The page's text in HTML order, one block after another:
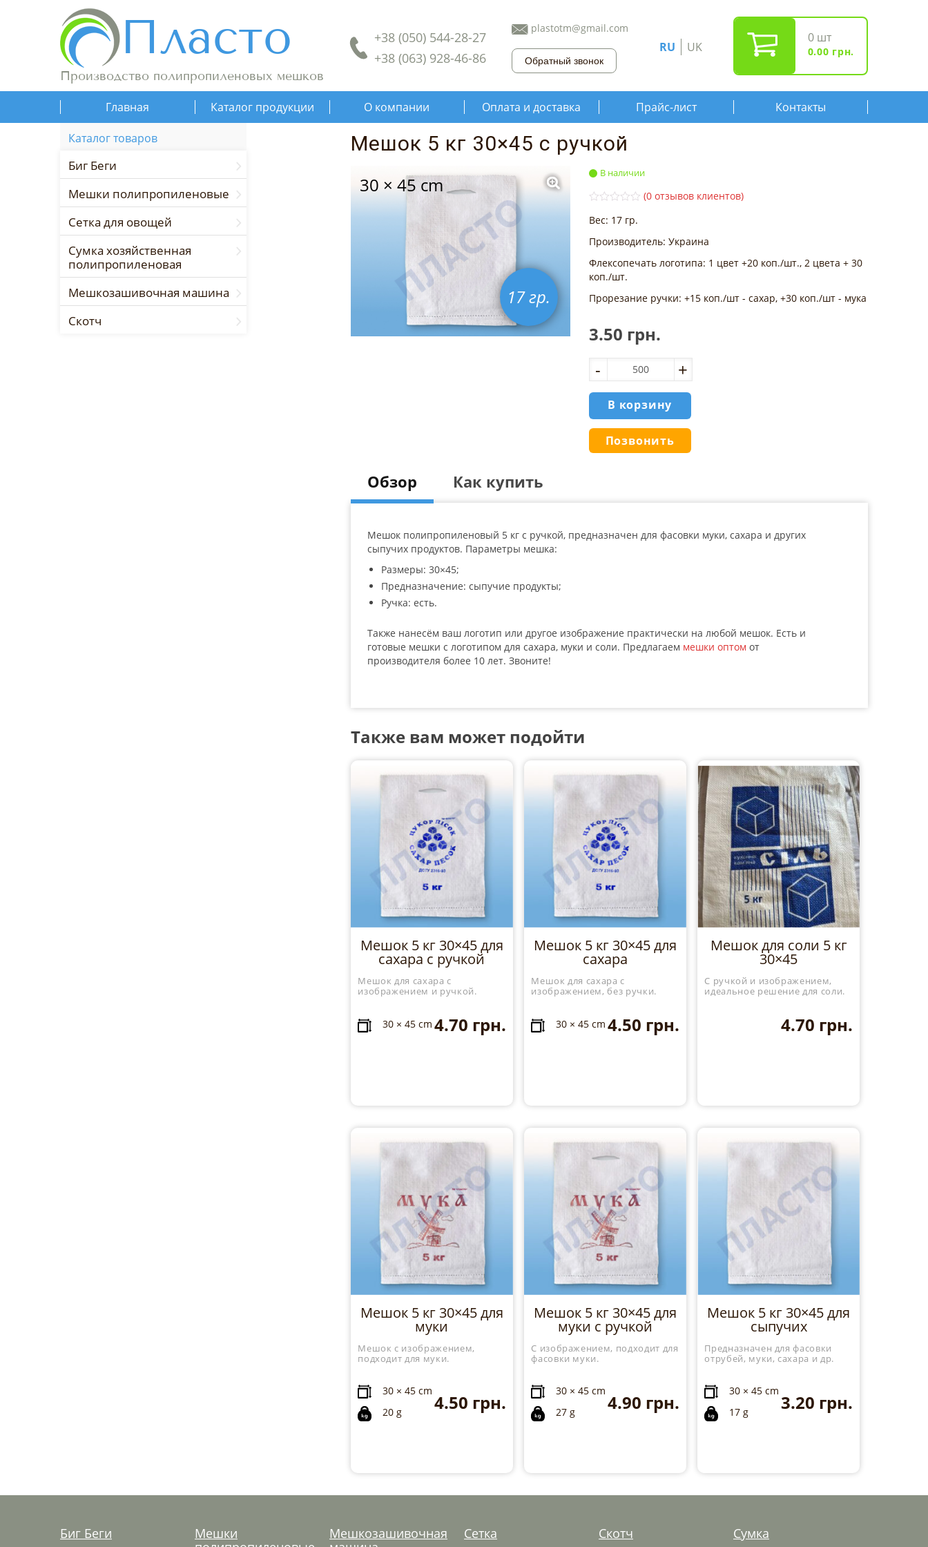
Пласто
Производство полипропиленовых мешков
+38 (050) 544-28-27
+38 (063) 928-46-86
plastotm@gmail.com
Обратный звонок
RU UK
0шт
0.00 грн.
Главная Каталог продукции О компании Оплата и доставка Прайс-лист Контакты
Каталог товаров
Биг Беги
Мешки полипропиленовые
Сетка для овощей
Сумка хозяйственная
полипропиленовая
Мешкозашивочная машина
Скотч
Мешок 5 кг 30×45 с ручкой
30 × 45 cm
17 гр.
В наличии
o
t
f
b
a
e
n
c
e
r
t
n
(0 отзывов клиентов)
Вес: 17 гр.
Производитель: Украина
Флексопечать логотипа: 1 цвет +20 коп./шт., 2 цвета + 30
коп./шт.
Прорезание ручки: +15 коп./шт - сахар, +30 коп./шт - мука
3.50 грн.
В корзину
Позвонить
Обзор Как купить
Мешок полипропиленовый 5 кг с ручкой, предназначен для фасовки муки, сахара и других
сыпучих продуктов. Параметры мешка:
Размеры: 30×45;
Предназначение: сыпучие продукты;
Ручка: есть.
Также нанесём ваш логотип или другое изображение практически на любой мешок. Есть и
готовые мешки с логотипом для сахара, муки и соли. Предлагаем мешки оптом от
производителя более 10 лет. Звоните!
Также вам может подойти
Мешок 5 кг 30×45 для
сахара с ручкой
Мешок для сахара с
изображением и ручкой.
30 × 45 cm 4.70 грн.
Мешок 5 кг 30×45 для
сахара
Мешок для сахара с
изображением, без ручки.
30 × 45 cm 4.50 грн.
Мешок для соли 5 кг
30×45
С ручкой и изображением,
идеальное решение для соли.
4.70 грн.
Мешок 5 кг 30×45 для
муки
Мешок с изображением,
подходит для муки.
30 × 45 cm
20 g
4.50 грн.
Мешок 5 кг 30×45 для
муки с ручкой
С изображением, подходит для
фасовки муки.
30 × 45 cm
27 g
4.90 грн.
Мешок 5 кг 30×45 для
сыпучих
Предназначен для фасовки
отрубей, муки, сахара и др.
30 × 45 cm
17 g
3.20 грн.
Биг Беги
Мешки
Мешкозашивочная
Сетка Скотч Сумка